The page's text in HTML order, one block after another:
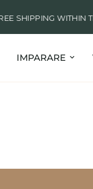
SHIPPING WITHIN
IMPARARE